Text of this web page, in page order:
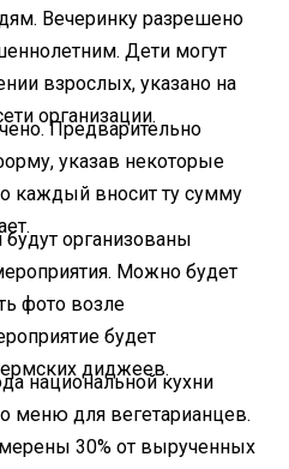
Вечеринку разрешено
Дети могут
взрослых, указано на
организации.
Предварительно
указав некоторые
каждый вносит ту сумму
будут организованы
Можно будет
фото возле
будет
диджеев.
национальной кухни
меню для вегетарианцев.
30% от вырученных